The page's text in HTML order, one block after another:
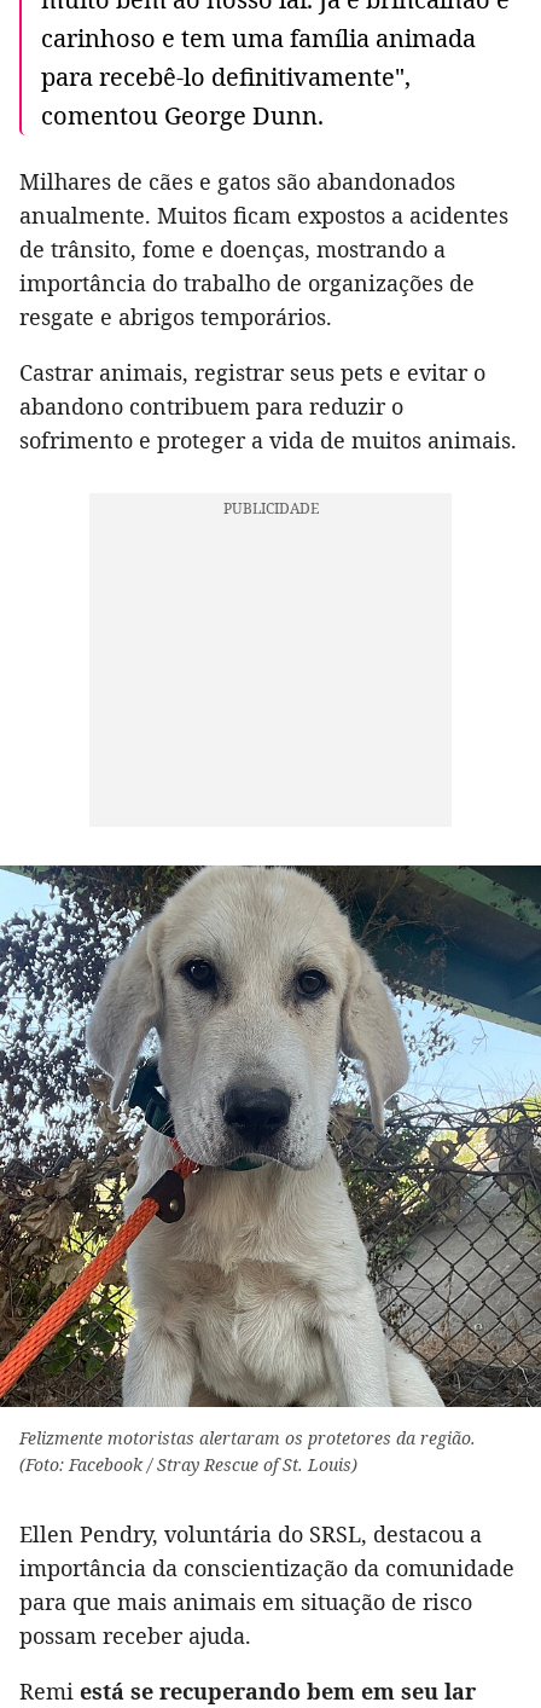
carinhoso e tem uma família animada
para recebê-lo definitivamente",
comentou George Dunn.
Milhares de cães e gatos são abandonados
anualmente. Muitos ficam expostos a acidentes
de trânsito, fome e doenças, mostrando a
importância do trabalho de organizações de
resgate e abrigos temporários.
Castrar animais, registrar seus pets e evitar o
abandono contribuem para reduzir o
sofrimento e proteger a vida de muitos animais.
Felizmente motoristas alertaram os protetores da região.
(Foto: Facebook / Stray Rescue of St. Louis)
Ellen Pendry, voluntária do SRSL, destacou a
importância da conscientização da comunidade
para que mais animais em situação de risco
possam receber ajuda.
Remi está se recuperando bem em seu lar